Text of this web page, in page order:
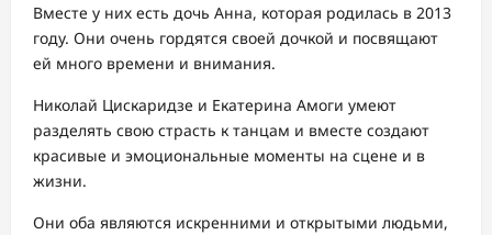
Вместе у них есть дочь Анна, которая родилась в 2013
году. Они очень гордятся своей дочкой и посвящают
ей много времени и внимания.
Николай Цискаридзе и Екатерина Амоги умеют
разделять свою страсть к танцам и вместе создают
красивые и эмоциональные моменты на сцене и в
жизни.
Они оба являются искренними и открытыми людьми,